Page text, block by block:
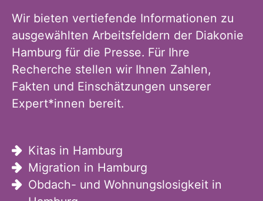
Wir bieten vertiefende Informationen zu
ausgewählten Arbeitsfeldern der Diakonie
Hamburg für die Presse. Für Ihre
Recherche stellen wir Ihnen Zahlen,
Fakten und Einschätzungen unserer
Expert*innen bereit.
Kitas in Hamburg
Migration in Hamburg
Obdach- und Wohnungslosigkeit in